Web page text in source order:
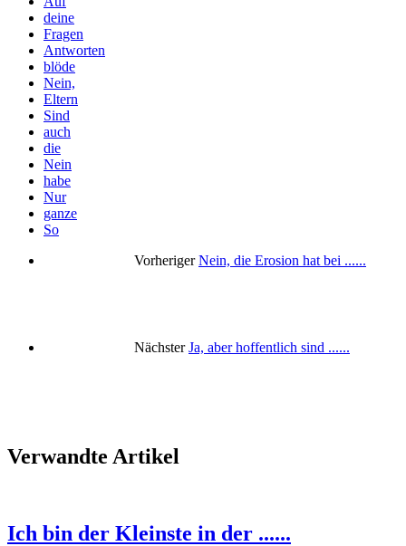
deine
Fragen
Antworten
blöde
Nein,
Eltern
Sind
auch
die
Nein
habe
Nur
ganze
So
Vorheriger Nein, die Erosion hat bei ......
Nächster Ja, aber hoffentlich sind ......
Verwandte Artikel
Ich bin der Kleinste in der ......